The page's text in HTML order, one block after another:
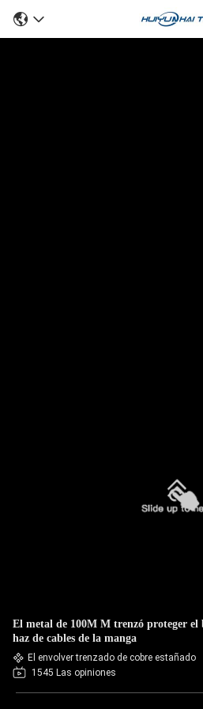
El metal de 100M M trenzó proteger el
haz de cables de la manga
El envolver trenzado de cobre estañado
1545 Las opiniones